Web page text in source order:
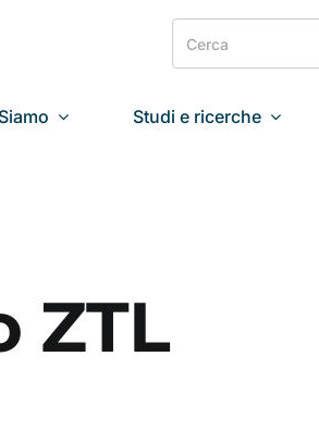
Search
for:
Studi e ricerche
ZTL